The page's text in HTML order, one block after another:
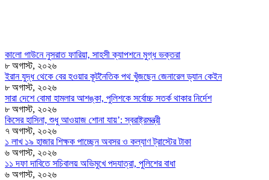
কালো গাউনে নুসরাত ফারিয়া, সাহসী ক্যাপশনে মুগ্ধ ভক্তরা
৮ অগাস্ট, ২০২৬
ইরান যুদ্ধ থেকে বের হওয়ার কূটনৈতিক পথ খুঁজছেন জেনারেল ড্যান কেইন
৮ অগাস্ট, ২০২৬
সারা দেশে বোমা হামলার আশঙ্কা, পুলিশকে সর্বোচ্চ সতর্ক থাকার নির্দেশ
৮ অগাস্ট, ২০২৬
কিসের হাসিনা, শুধু আওয়াজ শোনা যায়’: স্বরাষ্ট্রমন্ত্রী
৭ অগাস্ট, ২০২৬
১ লাখ ১৯ হাজার শিক্ষক পাচ্ছেন অবসর ও কল্যাণ ট্রাস্টের টাকা
৬ অগাস্ট, ২০২৬
১১ দফা দাবিতে সচিবালয় অভিমুখে পদযাত্রা, পুলিশের বাধা
৬ অগাস্ট, ২০২৬